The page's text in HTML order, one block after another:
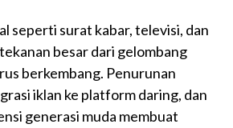
seperti surat kabar, televisi, dan
besar dari gelombang
berkembang. Penurunan
iklan ke platform daring, dan
generasi muda membuat